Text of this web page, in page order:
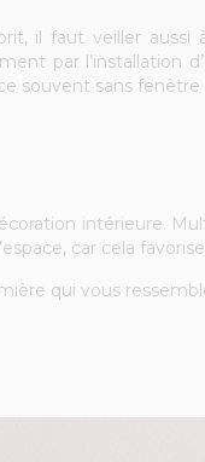
il faut veiller aussi
par l’installation
souvent sans
intérieure.
car cela
qui vous